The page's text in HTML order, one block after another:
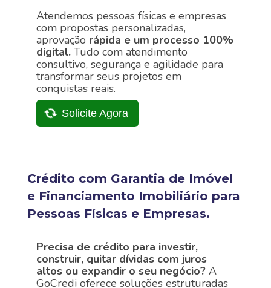
Atendemos pessoas físicas e empresas
com propostas personalizadas,
aprovação rápida e um processo 100%
digital. Tudo com atendimento
consultivo, segurança e agilidade para
transformar seus projetos em
conquistas reais.
Solicite Agora
Crédito com Garantia de Imóvel
e Financiamento Imobiliário para
Pessoas Físicas e Empresas.
Precisa de crédito para investir,
construir, quitar dívidas com juros
altos ou expandir o seu negócio? A
GoCredi oferece soluções estruturadas